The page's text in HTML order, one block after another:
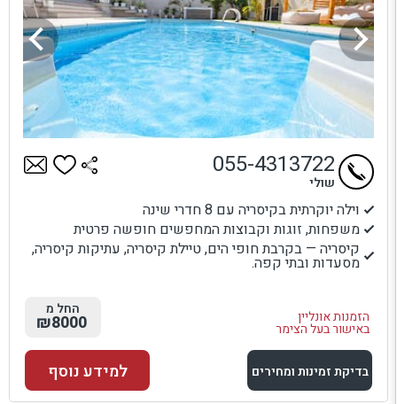
וילה יוקרתית בקיסריה עם 8 חדרי שינה
משפחות, זוגות וקבוצות המחפשים חופשה פרטית
קיסריה — בקרבת חופי הים, טיילת קיסריה, עתיקות קיסריה,
מסעדות ובתי קפה.
הזמנות אונליין
באישור בעל הצימר
055-4313722
שולי
החל מ
₪8000
בדיקת זמינות ומחירים למידע נוסף